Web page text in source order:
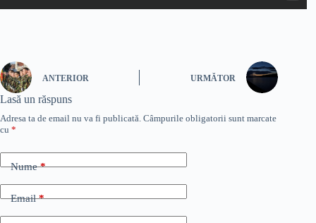
ANTERIOR URMĂTOR
Lasă un răspuns
Adresa ta de email nu va fi publicată. Câmpurile obligatorii sunt marcate
cu *
Nume*
Email*